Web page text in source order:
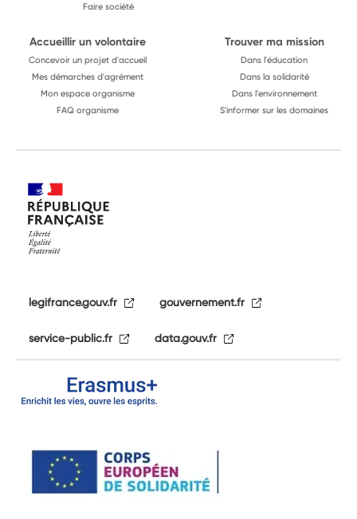
Faire société
Accueillir un volontaire
Concevoir un projet d'accueil
Mes démarches d'agrément
Mon espace organisme
FAQ organisme
Trouver ma mission
Dans l'éducation
Dans la solidarité
Dans l'environnement
S'informer sur les domaines
legifrance.gouv.fr gouvernement.fr
service-public.fr data.gouv.fr